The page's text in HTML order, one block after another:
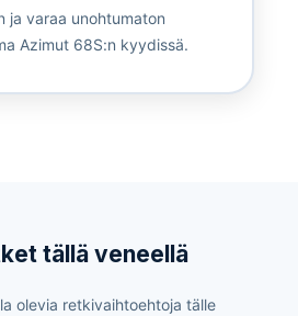
ja varaa unohtumaton
Azimut 68S:n kyydissä.
tällä veneellä
olevia retkivaihtoehtoja tälle